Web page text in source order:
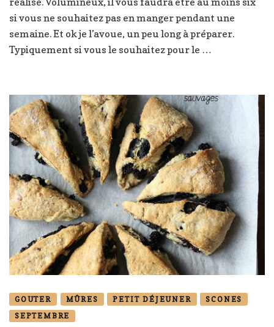
si vous ne souhaitez pas en manger pendant une
semaine. Et ok je l’avoue, un peu long à préparer.
Typiquement si vous le souhaitez pour le …
GOUTER MÛRES PETIT DÉJEUNER
SCONES
SEPTEMBRE